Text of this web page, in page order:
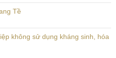
Tề
không sử dụng kháng sinh, hóa